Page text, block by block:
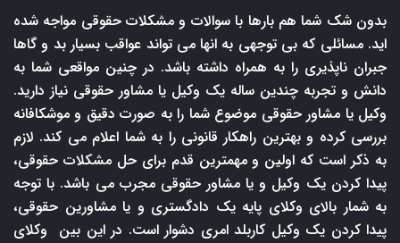
بدون شک شما هم بارها با سوالات و مشکلات حقوقی مواجه شده
اید. مسائلی که بی توجهی به انها می تواند عواقب بسیار بد و گاها
جبران ناپذیری را به همراه داشته باشد. در چنین مواقعی شما به
دانش و تجربه چندین ساله یک وکیل یا مشاور حقوقی نیاز دارید.
وکیل یا مشاور حقوقی موضوع شما را به صورت دقیق و موشکافانه
بررسی کرده و بهترین راهکار قانونی را به شما اعلام می کند. لازم
به ذکر است که اولین و مهمترین قدم برای حل مشکلات حقوقی،
پیدا کردن یک وکیل و یا مشاور حقوقی مجرب می باشد. با توجه
به شمار بالای وکلای پایه یک دادگستری و یا مشاورین حقوقی،
پیدا کردن یک وکیل کاربلد امری دشوار است. در این بین وکلای